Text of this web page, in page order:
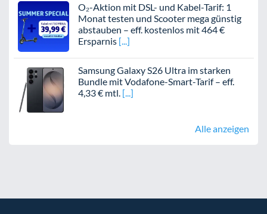
O₂-Aktion mit DSL- und Kabel-Tarif: 1
Monat testen und Scooter mega günstig
abstauben – eff. kostenlos mit 464 €
Ersparnis
Samsung Galaxy S26 Ultra im starken
Bundle mit Vodafone-Smart-Tarif – eff.
4,33 € mtl.
Alle anzeigen